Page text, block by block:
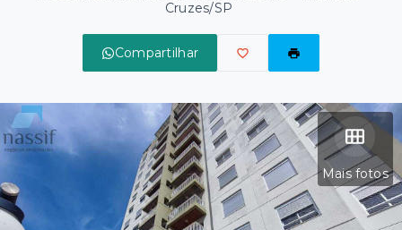
Cruzes/SP
Compartilhar
Mais fotos